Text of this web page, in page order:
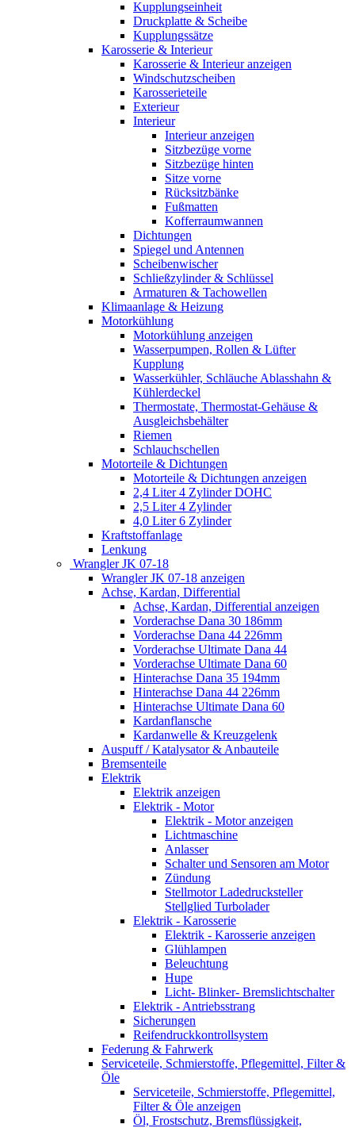
Kupplungseinheit
Druckplatte & Scheibe
Kupplungssätze
Karosserie & Interieur
Karosserie & Interieur anzeigen
Windschutzscheiben
Karosserieteile
Exterieur
Interieur
Interieur anzeigen
Sitzbezüge vorne
Sitzbezüge hinten
Sitze vorne
Rücksitzbänke
Fußmatten
Kofferraumwannen
Dichtungen
Spiegel und Antennen
Scheibenwischer
Schließzylinder & Schlüssel
Armaturen & Tachowellen
Klimaanlage & Heizung
Motorkühlung
Motorkühlung anzeigen
Wasserpumpen, Rollen & Lüfter
Kupplung
Wasserkühler, Schläuche Ablasshahn &
Kühlerdeckel
Thermostate, Thermostat-Gehäuse &
Ausgleichsbehälter
Riemen
Schlauchschellen
Motorteile & Dichtungen
Motorteile & Dichtungen anzeigen
2,4 Liter 4 Zylinder DOHC
2,5 Liter 4 Zylinder
4,0 Liter 6 Zylinder
Kraftstoffanlage
Lenkung
Wrangler JK 07-18
Wrangler JK 07-18 anzeigen
Achse, Kardan, Differential
Achse, Kardan, Differential anzeigen
Vorderachse Dana 30 186mm
Vorderachse Dana 44 226mm
Vorderachse Ultimate Dana 44
Vorderachse Ultimate Dana 60
Hinterachse Dana 35 194mm
Hinterachse Dana 44 226mm
Hinterachse Ultimate Dana 60
Kardanflansche
Kardanwelle & Kreuzgelenk
Auspuff / Katalysator & Anbauteile
Bremsenteile
Elektrik
Elektrik anzeigen
Elektrik - Motor
Elektrik - Motor anzeigen
Lichtmaschine
Anlasser
Schalter und Sensoren am Motor
Zündung
Stellmotor Ladedrucksteller
Stellglied Turbolader
Elektrik - Karosserie
Elektrik - Karosserie anzeigen
Glühlampen
Beleuchtung
Hupe
Licht- Blinker- Bremslichtschalter
Elektrik - Antriebsstrang
Sicherungen
Reifendruckkontrollsystem
Federung & Fahrwerk
Serviceteile, Schmierstoffe, Pflegemittel, Filter &
Öle
Serviceteile, Schmierstoffe, Pflegemittel,
Filter & Öle anzeigen
Öl, Frostschutz, Bremsflüssigkeit,